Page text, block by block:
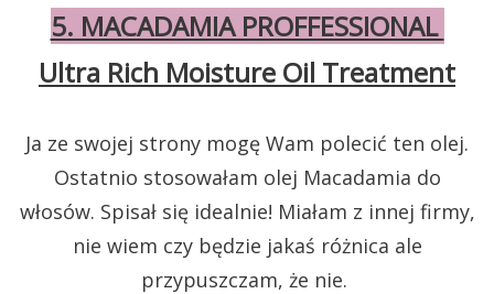
5. MACADAMIA PROFFESSIONAL
Ultra Rich Moisture Oil Treatment
Ja ze swojej strony mogę Wam polecić ten olej.
Ostatnio stosowałam olej Macadamia do
włosów. Spisał się idealnie! Miałam z innej firmy,
nie wiem czy będzie jakaś różnica ale
przypuszczam, że nie.